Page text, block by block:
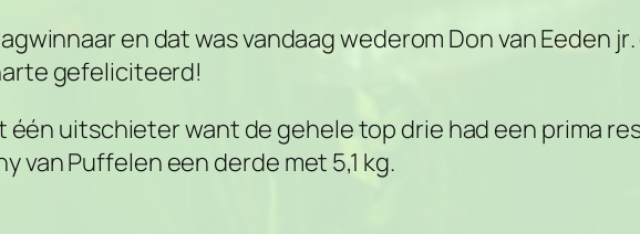
en dat was vandaag wederom Don van Eeden jr
gefeliciteerd!
uitschieter want de gehele top drie had een prima
van Puffelen een derde met 5,1 kg.